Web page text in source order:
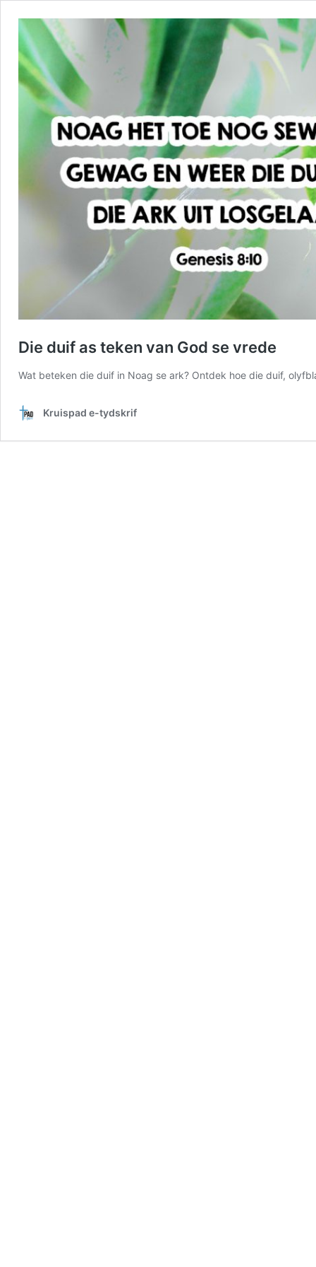
Die duif as teken van God se vrede
Wat beteken die duif in Noag se ark? Ontdek hoe die duif,
Kruispad e-tydskrif